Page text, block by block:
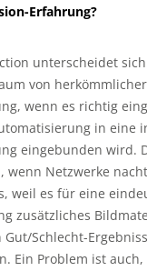
Erfahrung?
unterscheidet
von herkömmlicher
wenn es richtig
in eine
eingebunden wird.
wenn Netzwerke
weil es für eine
zusätzliches
Schlecht-
Ein Problem ist auch,